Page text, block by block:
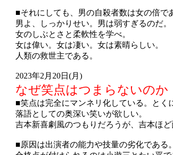
■それにしても、男の自殺者数は女の倍で
男よ、しっかりせい。男は弱すぎるのだ。
女のしぶとさと柔軟性を学べ。
女は偉い。女は凄い。女は素晴らしい。
人類の救世主である。
2023年2月20日(月)
なぜ笑点はつまらないの
■笑点は完全にマンネリ化している。とく
落語としての奥深い笑いが欲しい。
吉本新喜劇風のつもりだろうが、吉本ほど
■原因は出演者の能力や技量の劣化である。